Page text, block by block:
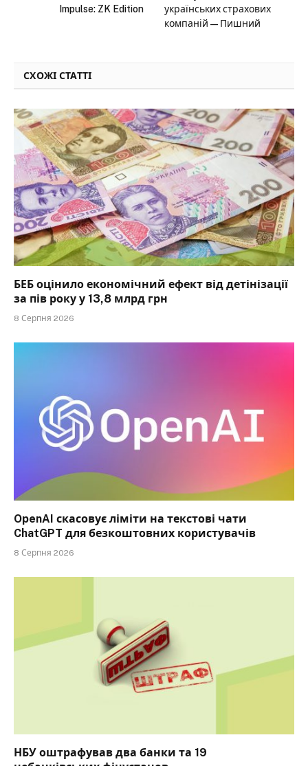
Impulse: ZK Edition
українських страхових
компаній — Пишний
СХОЖІ СТАТТІ
БЕБ оцінило економічний ефект від детінізації
за пів року у 13,8 млрд грн
8 Серпня 2026
OpenAI скасовує ліміти на текстові чати
ChatGPT для безкоштовних користувачів
8 Серпня 2026
НБУ оштрафував два банки та 19